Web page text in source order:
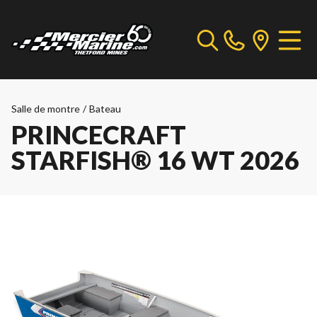
Salle de montre / Bateau
PRINCECRAFT
STARFISH® 16 WT 2026